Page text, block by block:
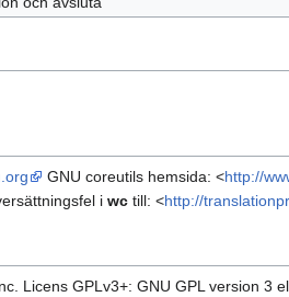
GNU coreutils hemsida: <http://
i wc till: <http://
Licens GPLv3+: GNU GPL version 3